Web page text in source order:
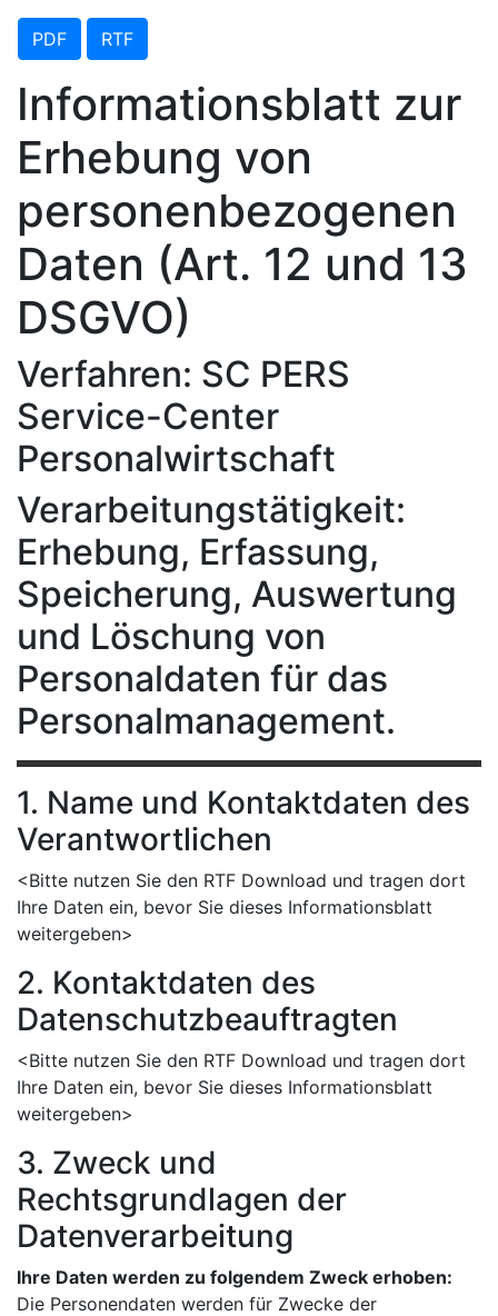
PDF RTF
Informationsblatt zur
Erhebung von
personenbezogenen
Daten (Art. 12 und 13
DSGVO)
Verfahren: SC PERS
Service-Center
Personalwirtschaft
Verarbeitungstätigkeit:
Erhebung, Erfassung,
Speicherung, Auswertung
und Löschung von
Personaldaten für das
Personalmanagement.
1. Name und Kontaktdaten des
Verantwortlichen
<Bitte nutzen Sie den RTF Download und tragen dort
Ihre Daten ein, bevor Sie dieses Informationsblatt
weitergeben>
2. Kontaktdaten des
Datenschutzbeauftragten
<Bitte nutzen Sie den RTF Download und tragen dort
Ihre Daten ein, bevor Sie dieses Informationsblatt
weitergeben>
3. Zweck und
Rechtsgrundlagen der
Datenverarbeitung
Ihre Daten werden zu folgendem Zweck erhoben:
Die Personendaten werden für Zwecke der